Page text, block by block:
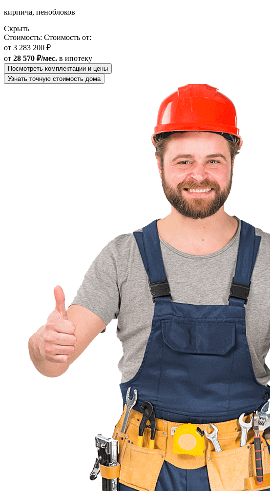
кирпича, пеноблоков
Скрыть
Стоимость: Стоимость от:
от 3 283 200 ₽
от 28 570 ₽/мес. в ипотеку
Посмотреть комплектации и цены
Узнать точную стоимость дома